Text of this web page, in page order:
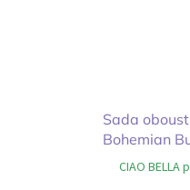
Sada
Bohemian
15x15cm
CIAO